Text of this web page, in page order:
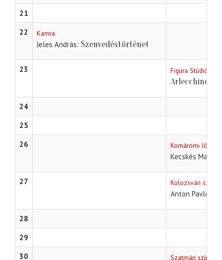
21
22
Kamra
Jeles András Szenvedéstörténet
23 Figura Stúdió
Arlecchino
24
25
26
Komáromi Jókai
Kecskés Marika
27 Kolozsvári
Anton
28
29
30
Szatmári színház